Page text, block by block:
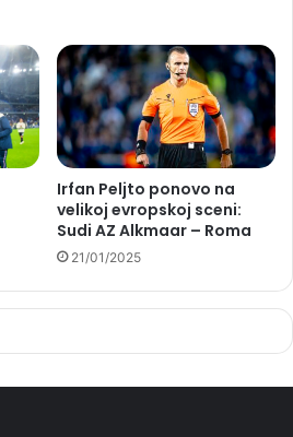
Irfan Peljto ponovo na
velikoj evropskoj sceni:
Sudi AZ Alkmaar – Roma
21/01/2025